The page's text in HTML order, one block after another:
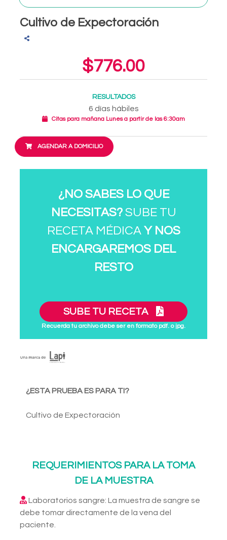
Cultivo de Expectoración
$776.00
RESULTADOS
6 días hábiles
Citas para mañana Lunes a partir de las 6:30am
AGENDAR A DOMICILIO
¿NO SABES LO QUE
NECESITAS?SUBE TU
RECETA MÉDICA Y NOS
ENCARGAREMOS DEL
RESTO
SUBE TU RECETA
Recuerda tu archivo debe ser en formato pdf. o jpg.
¿ESTA PRUEBA ES PARA TI?
Cultivo de Expectoración
REQUERIMIENTOS PARA LA TOMA
DE LA MUESTRA
Laboratorios sangre: La muestra de sangre se
debe tomar directamente de la vena del
paciente.